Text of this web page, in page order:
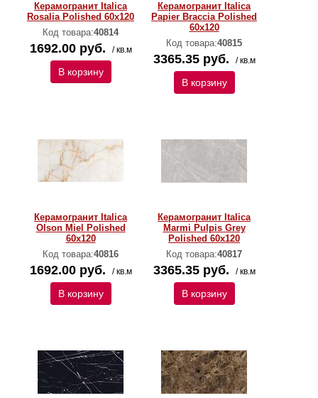
Керамогранит Italica
Rosalia Polished 60х120
Код товара:40814
1692.00 руб. / кв.м
В корзину
Керамогранит Italica
Papier Braccia Polished
60х120
Код товара:40815
3365.35 руб. / кв.м
В корзину
Керамогранит Italica
Olson Miel Polished
60х120
Код товара:40816
1692.00 руб. / кв.м
В корзину
Керамогранит Italica
Marmi Pulpis Grey
Polished 60х120
Код товара:40817
3365.35 руб. / кв.м
В корзину